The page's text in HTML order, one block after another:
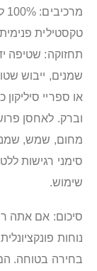
טקסטילית
תחזוקה: שטיפה
שמנים, ייבוש
או ספריי
וברק. לאחסן
מחום, שמש,
סימני רגישות
שימוש.
סיכום: אם אתה
בחירה בטוחה.